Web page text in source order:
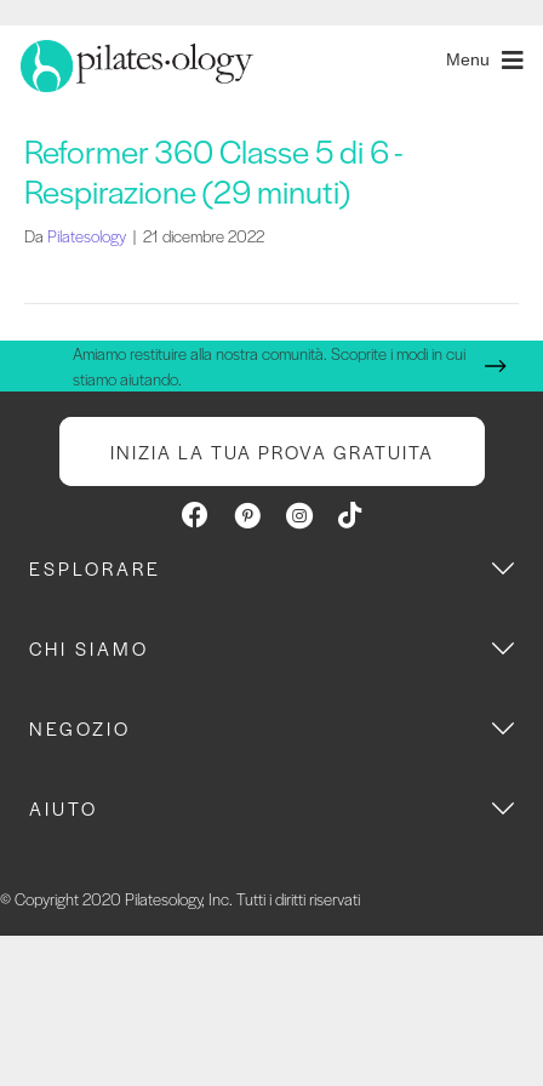
Menu
Reformer 360 Classe 5 di 6 -
Respirazione (29 minuti)
Da Pilatesology | 21 dicembre 2022
Amiamo restituire alla nostra comunità. Scoprite i modi in cui
stiamo aiutando.
INIZIA LA TUA PROVA GRATUITA
ESPLORARE
CHI SIAMO
NEGOZIO
AIUTO
© Copyright 2020 Pilatesology, Inc. Tutti i diritti riservati